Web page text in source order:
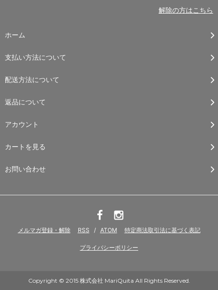
解除の方はこちら
ホーム
支払い方法について
配送方法について
返品について
アカウント
カートを見る
お問い合わせ
メルマガ登録・解除 RSS / ATOM 特定商法取引法に基づく表記
プライバシーポリシー
Copyright © 2015 株式会社 MariQuita All Rights Reserved.